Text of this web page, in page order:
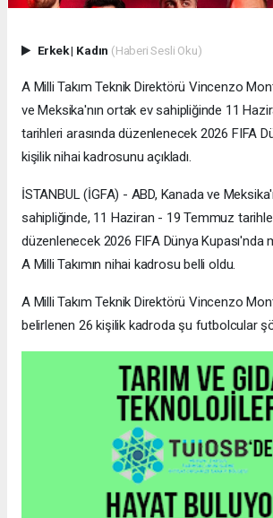
Erkek| Kadın (Haberi Sesli Oku)
A Milli Takım Teknik Direktörü Vincenzo
ve Meksika'nın ortak ev sahipliğinde 11
tarihleri arasında düzenlenecek 2026 FIFA
kişilik nihai kadrosunu açıkladı.
İSTANBUL (İGFA) - ABD, Kanada ve
sahipliğinde, 11 Haziran - 19 Temmuz
düzenlenecek 2026 FIFA Dünya Kupası'nda
A Milli Takımın nihai kadrosu belli oldu.
A Milli Takım Teknik Direktörü Vincenzo
belirlenen 26 kişilik kadroda şu futbolcular